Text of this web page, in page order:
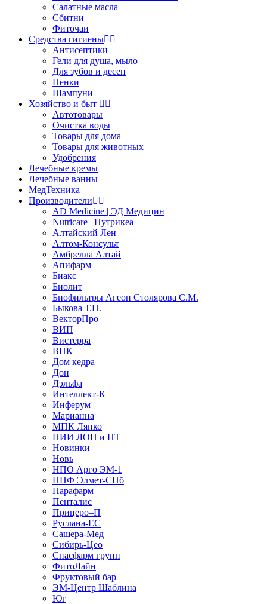
Салатные масла
Сбитни
Фиточаи
Средства гигиены
Антисептики
Гели для душа, мыло
Для зубов и десен
Пенки
Шампуни
Хозяйство и быт
Автотовары
Очистка воды
Товары для дома
Товары для животных
Удобрения
Лечебные кремы
Лечебные ванны
МедТехника
Производители
AD Medicine | ЭД Медицин
Nutricare | Нутрикеа
Алтайский Лен
Алтом-Консульт
Амбрелла Алтай
Апифарм
Биакс
Биолит
Биофильтры Агеон Столярова С.М.
Быкова Т.Н.
ВекторПро
ВИП
Вистерра
ВПК
Дом кедра
Дон
Дэльфа
Интеллект-К
Инферум
Марианна
МПК Ляпко
НИИ ЛОП и НТ
Новинки
Новь
НПО Арго ЭМ-1
НПФ Элмет-СПб
Парафарм
Пенталис
Прицеро–П
Руслана-ЕС
Сашера-Мед
Сибирь-Цео
Спасфарм групп
ФитоЛайн
Фруктовый бар
ЭМ-Центр Шаблина
Юг